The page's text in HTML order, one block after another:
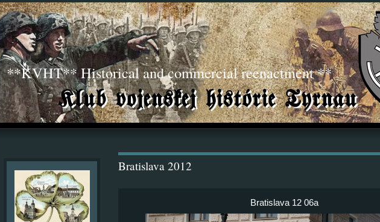
**KVHT** Historical and commercial reenactment **
Bratislava 2012
Bratislava 12 06a